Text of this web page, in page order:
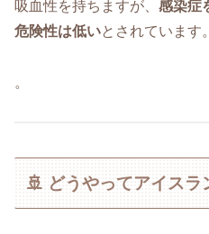
吸血性を持ちますが、 感染症
危険性は低いとされています。
。
🚢 どうやってアイスラ